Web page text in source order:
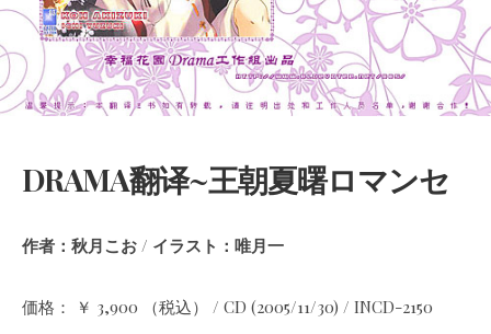
DRAMA翻译~王朝夏曙ロマンセ
作者：秋月こお / イラスト：唯月一
価格： ￥ 3,900 （税込） / CD (2005/11/30) / INCD-2150